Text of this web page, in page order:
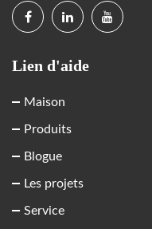
Lien d'aide
Maison
Produits
Blogue
Les projets
Service